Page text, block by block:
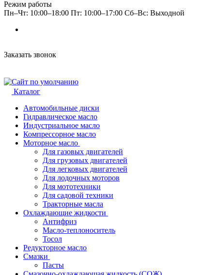
Режим работы
Пн–Чт: 10:00–18:00 Пт: 10:00–17:00 Сб–Вс: Выходной
Заказать звонок
Каталог
Автомобильные диски
Гидравлическое масло
Индустриальное масло
Компрессорное масло
Моторное масло
Для газовых двигателей
Для грузовых двигателей
Для легковых двигателей
Для лодочных моторов
Для мототехники
Для садовой техники
Тракторные масла
Охлаждающие жидкости
Антифриз
Масло-теплоноситель
Тосол
Редукторное масло
Смазки
Пасты